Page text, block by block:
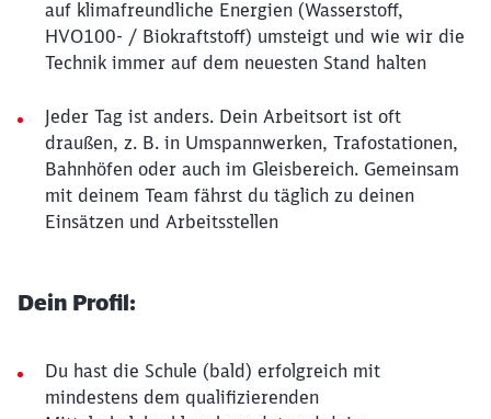
auf klimafreundliche Energien (Wasserstoff,
HVO100- / Biokraftstoff) umsteigt und wie wir die
Technik immer auf dem neuesten Stand halten
Jeder Tag ist anders. Dein Arbeitsort ist oft
draußen, z. B. in Umspannwerken, Trafostationen,
Bahnhöfen oder auch im Gleisbereich. Gemeinsam
mit deinem Team fährst du täglich zu deinen
Einsätzen und Arbeitsstellen
Dein Profil:
Du hast die Schule (bald) erfolgreich mit
mindestens dem qualifizierenden